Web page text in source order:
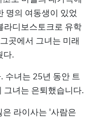
명의 여동생이 있었
라디보스토크로 유학
곳에서 그녀는 미래
다.
수녀는 25년 동안 트
그녀는 은퇴했습니다.
라이사는 '사람은